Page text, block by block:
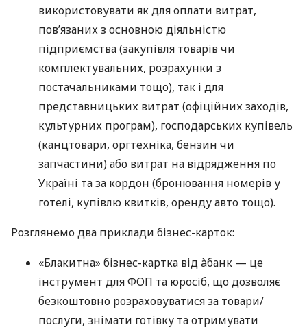
використовувати як для оплати витрат,
пов’язаних з основною діяльністю
підприємства (закупівля товарів чи
комплектувальних, розрахунки з
постачальниками тощо), так і для
представницьких витрат (офіційних заходів,
культурних програм), господарських купівель
(канцтовари, оргтехніка, бензин чи
запчастини) або витрат на відрядження по
Україні та за кордон (бронювання номерів у
готелі, купівлю квитків, оренду авто тощо).
Розглянемо два приклади бізнес-карток:
«Блакитна» бізнес-картка від àбанк — це
інструмент для ФОП та юросіб, що дозволяє
безкоштовно розраховуватися за товари/
послуги, знімати готівку та отримувати